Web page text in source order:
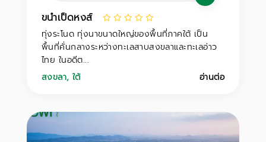
ขนำเป็ดหงส์
ทุ่งระโนด ทุ่งนาขนาดใหญ่ของพื้นที่ภาคใต้ เป็น
พื้นที่คั่นกลางระหว่างทะเลสาบสงขลาและทะเลอ่าว
ไทย ในอดีต...
สงขลา, ใต้ อ่านต่อ